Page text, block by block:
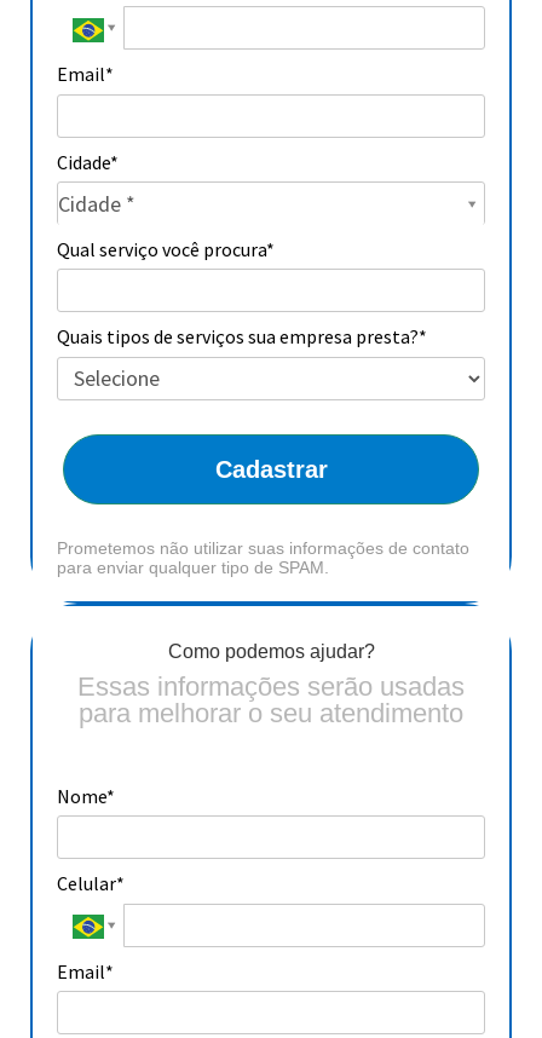
Email*
Cidade*
Cidade *
Cidade*
Qual serviço você procura*
Quais tipos de serviços sua empresa presta?*
Cadastrar
Prometemos não utilizar suas informações de contato
para enviar qualquer tipo de SPAM.
Como podemos ajudar?
Essas informações serão usadas
para melhorar o seu atendimento
Nome*
Celular*
Email*